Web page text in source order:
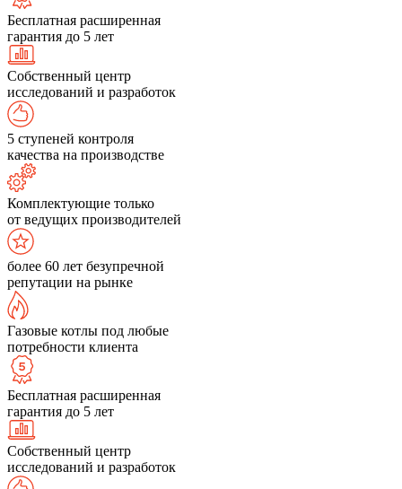
Бесплатная расширенная
гарантия до 5 лет
Собственный центр
исследований и разработок
5 ступеней контроля
качества на производстве
Комплектующие только
от ведущих производителей
более 60 лет безупречной
репутации на рынке
Газовые котлы под любые
потребности клиента
Бесплатная расширенная
гарантия до 5 лет
Собственный центр
исследований и разработок